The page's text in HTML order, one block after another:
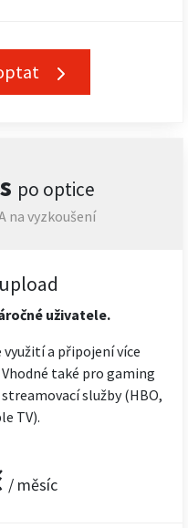
po optice
na vyzkoušení
upload
uživatele.
a připojení více
také pro gaming
služby (HBO,
TV).
/ měsíc